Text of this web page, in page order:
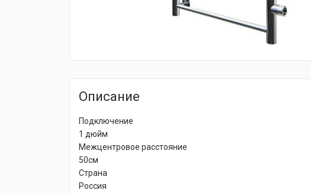
Описание
Подключение
1 дюйм
Межцентровое расстояние
50см
Страна
Россия